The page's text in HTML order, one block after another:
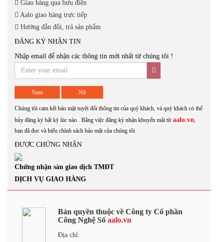
Giao hàng qua bưu điện
Aalo giao hàng trực tiếp
Hướng đẫn đổi, trả sản phẩm
ĐĂNG KÝ NHẬN TIN
Nhập email để nhận các thông tin mới nhất từ chúng tôi !
Nam Nữ
Chúng tôi cam kết bảo mật tuyệt đối thông tin của quý khách, và quý khách có thể
hủy đăng ký bất kỳ lúc nào . Bằng việc đăng ký nhận khuyến mãi từ aalo.vn,
bạn đã đọc và hiểu chính sách bảo mật của chúng tôi
ĐƯỢC CHỨNG NHẬN
Chứng nhận sàn giao dịch TMĐT
DỊCH VỤ GIAO HÀNG
Bản quyền thuộc về Công ty Cổ phần
Công Nghệ Sốaalo.vn
Địa chỉ: